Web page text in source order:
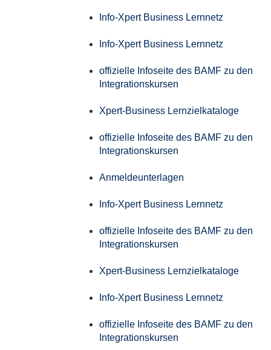
Info-Xpert Business Lernnetz
Info-Xpert Business Lernnetz
offizielle Infoseite des BAMF zu den
Integrationskursen
Xpert-Business Lernzielkataloge
offizielle Infoseite des BAMF zu den
Integrationskursen
Anmeldeunterlagen
Info-Xpert Business Lernnetz
offizielle Infoseite des BAMF zu den
Integrationskursen
Xpert-Business Lernzielkataloge
Info-Xpert Business Lernnetz
offizielle Infoseite des BAMF zu den
Integrationskursen